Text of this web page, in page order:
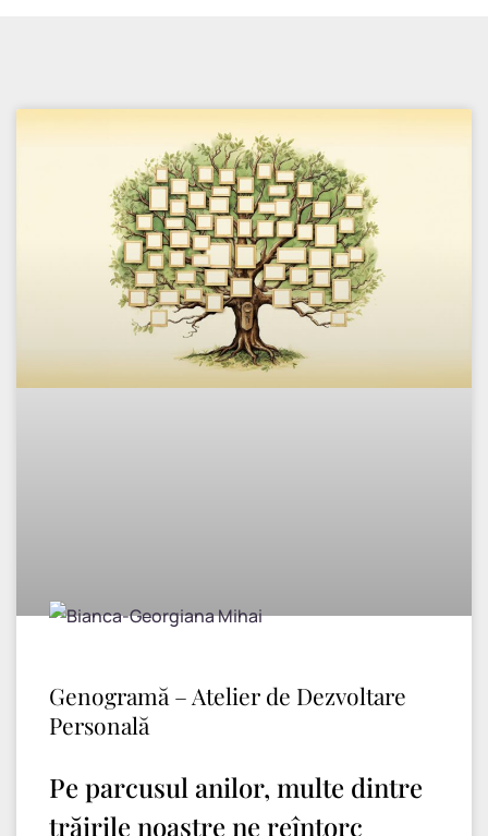
Genogramă – Atelier de Dezvoltare
Personală
Pe parcusul anilor, multe dintre
trăirile noastre ne reîntorc